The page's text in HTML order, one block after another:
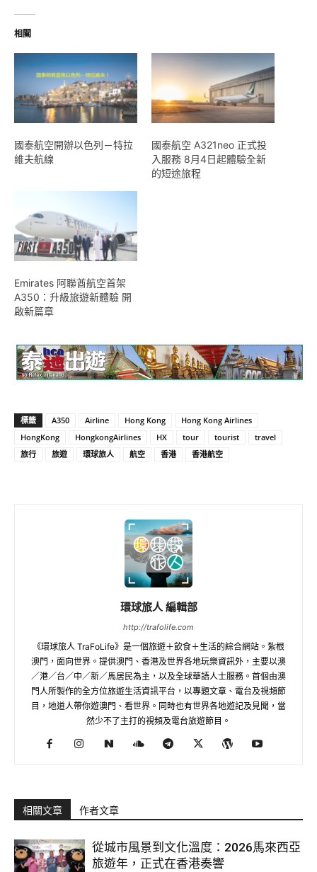
入...
相關
國泰航空開辦以色列－特拉
維夫航線
國泰航空 A321neo 正式投
入服務 8月4日起體驗全新
的短途旅程
Emirates 阿聯酋航空首架
A350：升級旅遊新體驗 開
啟新篇章
標籤 A350 Airline Hong Kong
Hong Kong Airlines
HongKong
HongkongAirlines HX tour tourist
travel
旅行
旅遊 環球旅人 航空 香港 香港航空
環球旅人 編輯部
http://trafolife.com
《環球旅人 TraFoLife》是一個旅遊＋飲食＋生活的綜合網站。紮根
澳門，面向世界。提供澳門、香港及世界各地玩樂資訊外，主要以澳
／港／台／中／新／馬居民為主，以及全球華語人士服務。首個由澳
門人所製作的全方位旅遊生活資訊平台，以專題文章、電台及視頻節
目，地道人帶你遊澳門、看世界。同時也有世界各地遊記及見聞，當
然少不了主打的視頻及電台旅遊節目。
相關文章 作者文章
從城市風景到文化溫度：2026馬來西亞
旅遊年，正式在香港奏響